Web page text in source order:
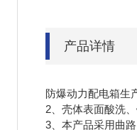
产品详情
防爆动力配电箱生
2、壳体表面酸洗
3、本产品采用曲